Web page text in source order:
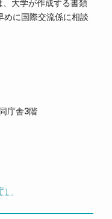
大学が作成する書類
めに国際交流係に相談
庁舎3階